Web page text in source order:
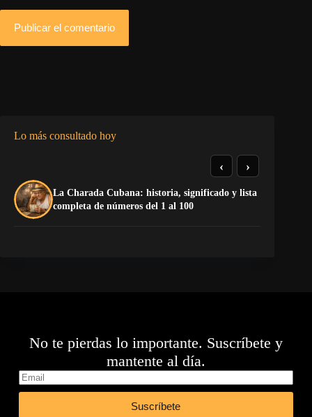
Publicar el comentario
Lo más consultado hoy
La Charada Cubana: historia, significado y lista
completa de números del 1 al 100
‹ ›
No te pierdas lo importante. Suscríbete y
mantente al día.
Suscríbete